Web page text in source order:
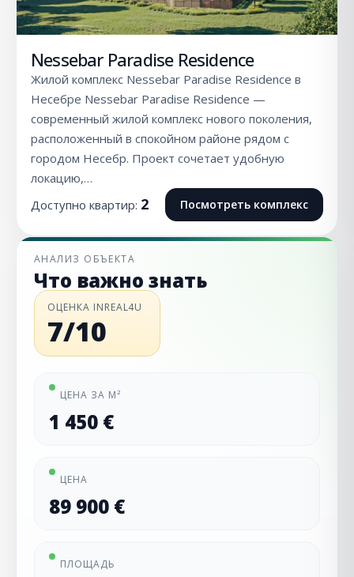
Nessebar Paradise Residence
Жилой комплекс Nessebar Paradise Residence в
Несебре Nessebar Paradise Residence —
современный жилой комплекс нового поколения,
расположенный в спокойном районе рядом с
городом Несебр. Проект сочетает удобную
локацию,…
Доступно квартир: 2 Посмотреть комплекс
АНАЛИЗ ОБЪЕКТА
Что важно знать
ОЦЕНКА INREAL4U
7/10
ЦЕНА ЗА М²
1 450 €
ЦЕНА
89 900 €
ПЛОЩАДЬ